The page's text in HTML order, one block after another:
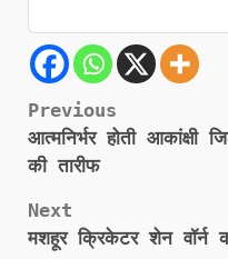
Post
navigation
Previous
आत्मनिर्भर होती
की तारीफ
Next
मशहूर क्रिकेटर शेन वॉर्न